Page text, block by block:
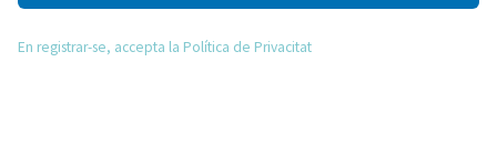
En registrar-se, accepta la Política de Privacitat